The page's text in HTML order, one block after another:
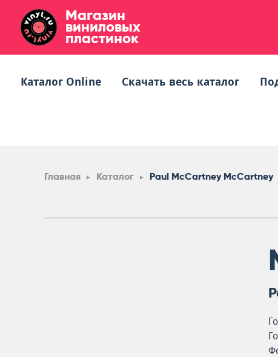
Магазин
виниловых
пластинок
Каталог Online Скачать весь каталог
Главная Каталог Paul McCartney McCartney